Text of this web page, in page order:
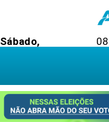
Sábado,